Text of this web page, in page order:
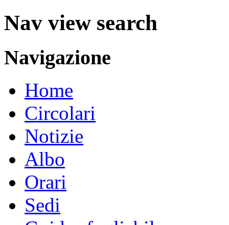
Nav view search
Navigazione
Home
Circolari
Notizie
Albo
Orari
Sedi